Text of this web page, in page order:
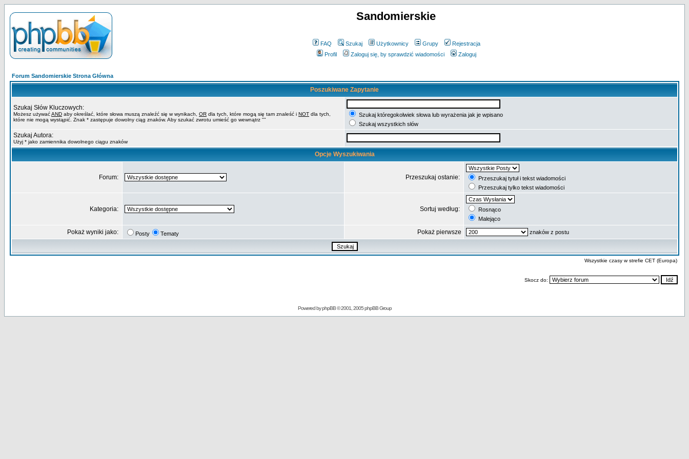
Sandomierskie
FAQ Szukaj Użytkownicy Grupy
Rejestracja
Profil
Zaloguj się, by sprawdzić wiadomości Zaloguj
Forum Sandomierskie Strona Główna
Poszukiwane Zapytanie
Szukaj Słów Kluczowych:
Możesz używaćAND aby określać, które słowa muszą znaleźć się w wynikach, OR dla tych, które mogą się tam znaleść i NOT dla tych,
które nie mogą wystąpić. Znak * zastępuje dowolny ciąg znaków. Aby szukać zwrotu umieść go wewnątrz ""
Szukaj któregokolwiek słowa lub wyrażenia jak je wpisano
Szukaj wszystkich słów
Szukaj Autora:
Użyj * jako zamiennika dowolnego ciągu znaków
Opcje Wyszukiwania
Forum: Przeszukaj ostanie:
Przeszukaj tytuł i tekst wiadomości
Przeszukaj tylko tekst wiadomości
Kategoria: Sortuj według:
Rosnąco
Malejąco
Pokaż wyniki jako: Posty Tematy Pokaż pierwsze znaków z postu
Wszystkie czasy w strefie CET (Europa)
Skocz do:
Powered byphpBB© 2001, 2005 phpBB Group